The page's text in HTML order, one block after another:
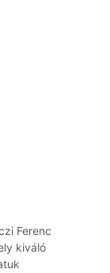
Ferenc
kiváló